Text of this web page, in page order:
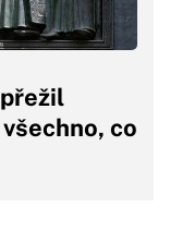
co